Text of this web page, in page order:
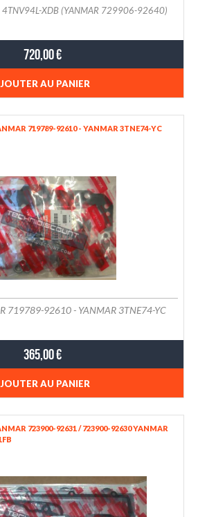
4TNV94L-XDB (YANMAR 729906-92640)
720,00 €
AU PANIER
719789-92610 - YANMAR 3TNE74-YC
719789-92610 - YANMAR 3TNE74-YC
365,00 €
AU PANIER
723900-92631 / 723900-92630 YANMAR